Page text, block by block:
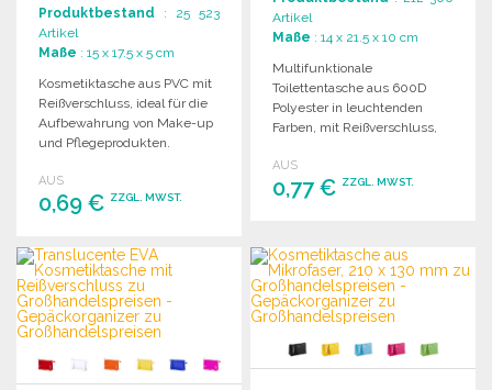
ROSSHANDELSPREISEN
Produktbestand : 25 523
Artikel
Maße : 15 x 17.5 x 5 cm
Kosmetiktasche aus PVC mit
Reißverschluss, ideal für die
Aufbewahrung von Make-up
und Pflegeprodukten.
AUS
0,69 € ZZGL. MWST.
BESTELLEN
Angebot anfordern
Artikel
Maße : 14 x 21.5 x 10 cm
Multifunktionale
Toilettentasche aus 600D
Polyester in leuchtenden
Farben, mit Reißverschluss,
Verstärkungsrand.
AUS
0,77 € ZZGL. MWST.
Angebot anfordern